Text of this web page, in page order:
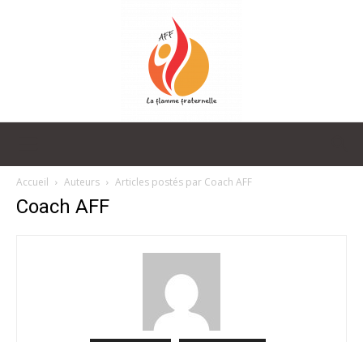
Fraternelle
Accueil Auteurs Articles postés par Coach AFF
Coach AFF